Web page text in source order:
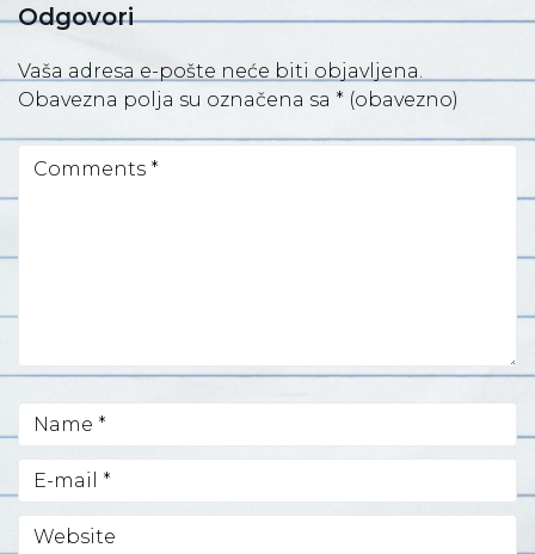
Odgovori
Vaša adresa e-pošte neće biti objavljena.
Obavezna polja su označena sa * (obavezno)